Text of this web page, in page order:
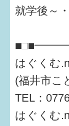
就学後～
はぐくむ
(福井市こ
TEL：
はぐくむ